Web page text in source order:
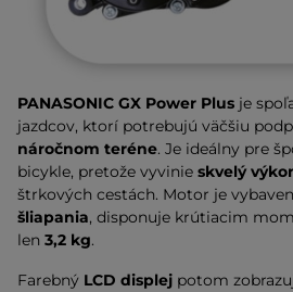
PANASONIC GX Power Plus je
jazdcov, ktorí potrebujú väčšiu
náročnom teréne. Je ideálny pre
bicykle, pretože vyvinie skvelý
štrkových cestách. Motor je
šliapania, disponuje krútiacim
len 3,2 kg.
Farebný LCD displej potom